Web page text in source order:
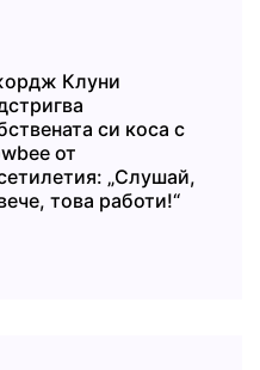
Клуни
си коса с
от
„Слушай,
това работи!“